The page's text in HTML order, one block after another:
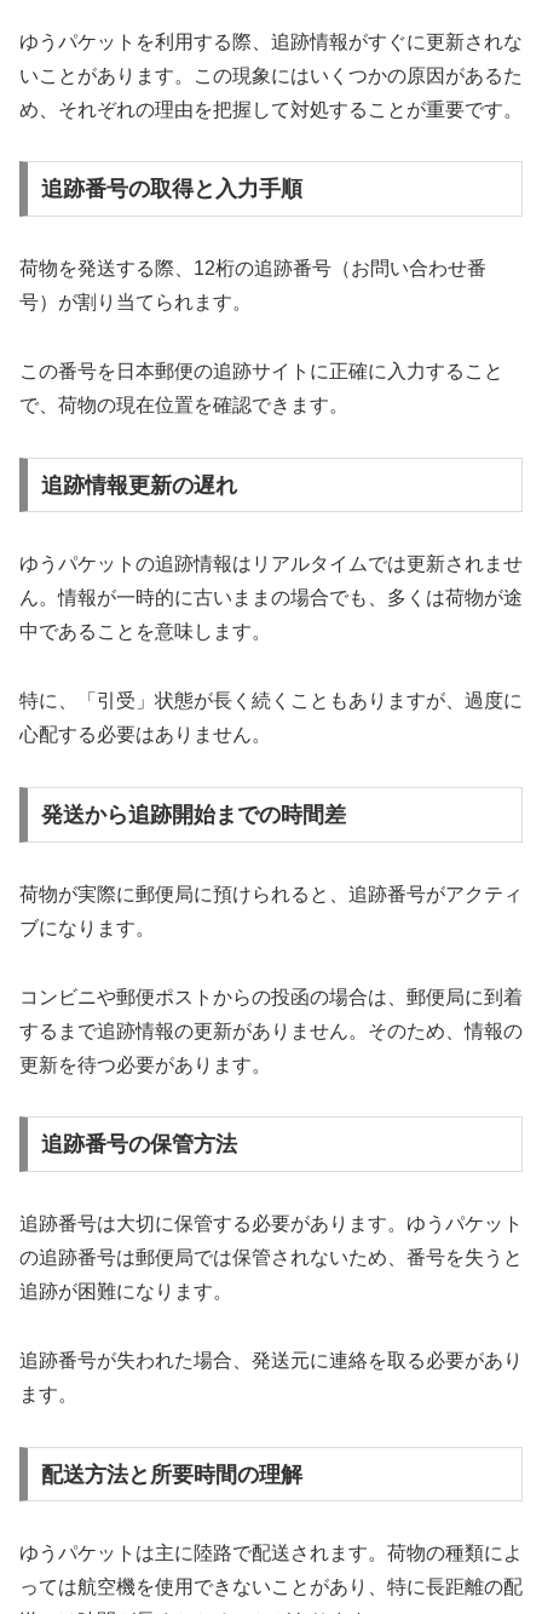
ゆうパケットを利用する際、追跡情報がすぐに更新されな
いことがあります。この現象にはいくつかの原因があるた
め、それぞれの理由を把握して対処することが重要です。
追跡番号の取得と入力手順
荷物を発送する際、12桁の追跡番号（お問い合わせ番
号）が割り当てられます。
この番号を日本郵便の追跡サイトに正確に入力すること
で、荷物の現在位置を確認できます。
追跡情報更新の遅れ
ゆうパケットの追跡情報はリアルタイムでは更新されませ
ん。情報が一時的に古いままの場合でも、多くは荷物が途
中であることを意味します。
特に、「引受」状態が長く続くこともありますが、過度に
心配する必要はありません。
発送から追跡開始までの時間差
荷物が実際に郵便局に預けられると、追跡番号がアクティ
ブになります。
コンビニや郵便ポストからの投函の場合は、郵便局に到着
するまで追跡情報の更新がありません。そのため、情報の
更新を待つ必要があります。
追跡番号の保管方法
追跡番号は大切に保管する必要があります。ゆうパケット
の追跡番号は郵便局では保管されないため、番号を失うと
追跡が困難になります。
追跡番号が失われた場合、発送元に連絡を取る必要があり
ます。
配送方法と所要時間の理解
ゆうパケットは主に陸路で配送されます。荷物の種類によ
っては航空機を使用できないことがあり、特に長距離の配